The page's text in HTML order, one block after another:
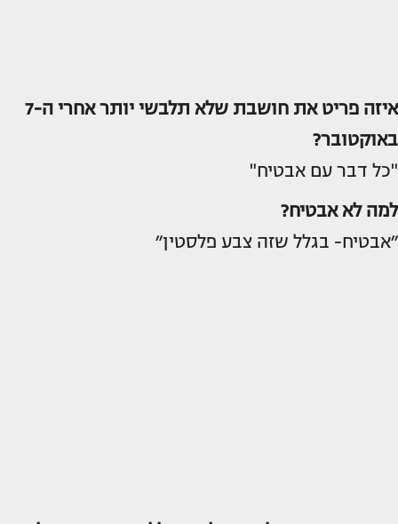
איזה פריט את חושבת שלא תלבשי יותר אחרי ה-7
באוקטובר?
"כל דבר עם אבטיח"
למה לא אבטיח?
״אבטיח- בגלל שזה צבע פלסטין״